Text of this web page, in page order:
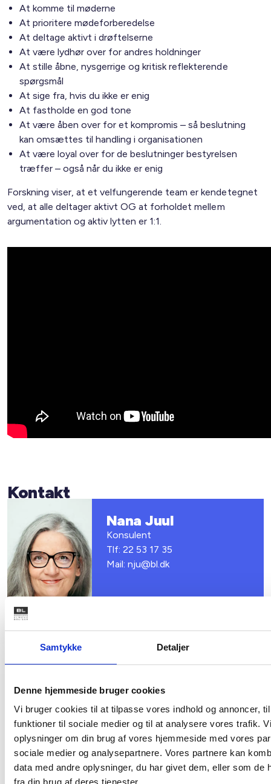
Samtykke Detaljer
Denne hjemmeside bruger cookies
Vi bruger cookies til at tilpasse vores indhold og annoncer,
funktioner til sociale medier og til at analysere vores trafik.
oplysninger om din brug af vores hjemmeside med vores
sociale medier og analysepartnere. Vores partnere kan
data med andre oplysninger, du har givet dem, eller som de
fra din brug af deres tjenester.
At komme til møderne
At prioritere mødeforberedelse
At deltage aktivt i drøftelserne
At være lydhør over for andres holdninger
At stille åbne, nysgerrige og kritisk reflekterende
spørgsmål
At sige fra, hvis du ikke er enig
At fastholde en god tone
At være åben over for et kompromis – så beslutning
kan omsættes til handling i organisationen
At være loyal over for de beslutninger bestyrelsen
træffer – også når du ikke er enig
Forskning viser, at et velfungerende team er kendetegnet
ved, at alle deltager aktivt OG at forholdet mellem
argumentation og aktiv lytten er 1:1.
Kontakt
Nana Juul
Konsulent
Tlf: 22 53 17 35
Mail: nju@bl.dk
VIDENSBLAD
AlmenKompas
26. marts 2026